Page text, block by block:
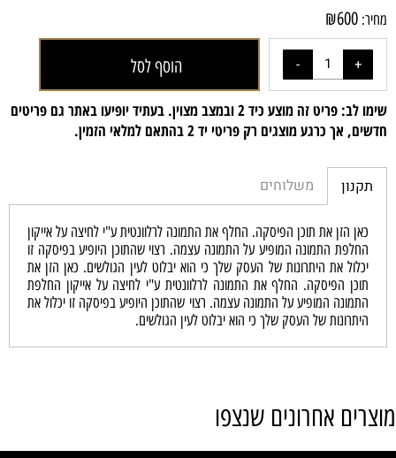
מחיר:
₪600
הוסף לסל
שימו לב: פריט זה מוצע כיד 2 ובמצב מצוין. בעתיד יופיעו באתר גם פריטים
חדשים, אך כרגע מוצגים רק פריטי יד 2 בהתאם למלאי הזמין.
תקנון משלוחים
כאן הזן את תוכן הפיסקה. החלף את התמונה לרלוונטית ע"י לחיצה על אייקון
החלפת התמונה המופיע על התמונה עצמה. רצוי שהתוכן היופיע בפיסקה זו
יכלול את היתרונות של העסק שלך כי הוא יבלוט לעין הגולשים. כאן הזן את
תוכן הפיסקה. החלף את התמונה לרלוונטית ע"י לחיצה על אייקון החלפת
התמונה המופיע על התמונה עצמה. רצוי שהתוכן היופיע בפיסקה זו יכלול את
היתרונות של העסק שלך כי הוא יבלוט לעין הגולשים.
מוצרים אחרונים שנצפו